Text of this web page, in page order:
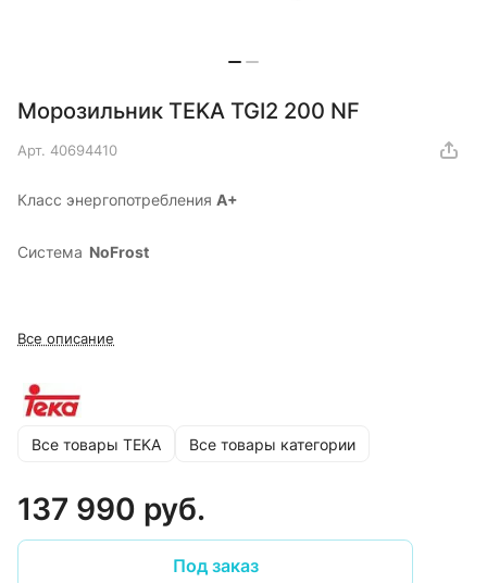
Морозильник TEKA TGI2 200 NF
Арт. 40694410
Класс энергопотребления А+
Система NoFrost
Все описание
Все товары TEKA Все товары категории
137 990 руб.
Под заказ